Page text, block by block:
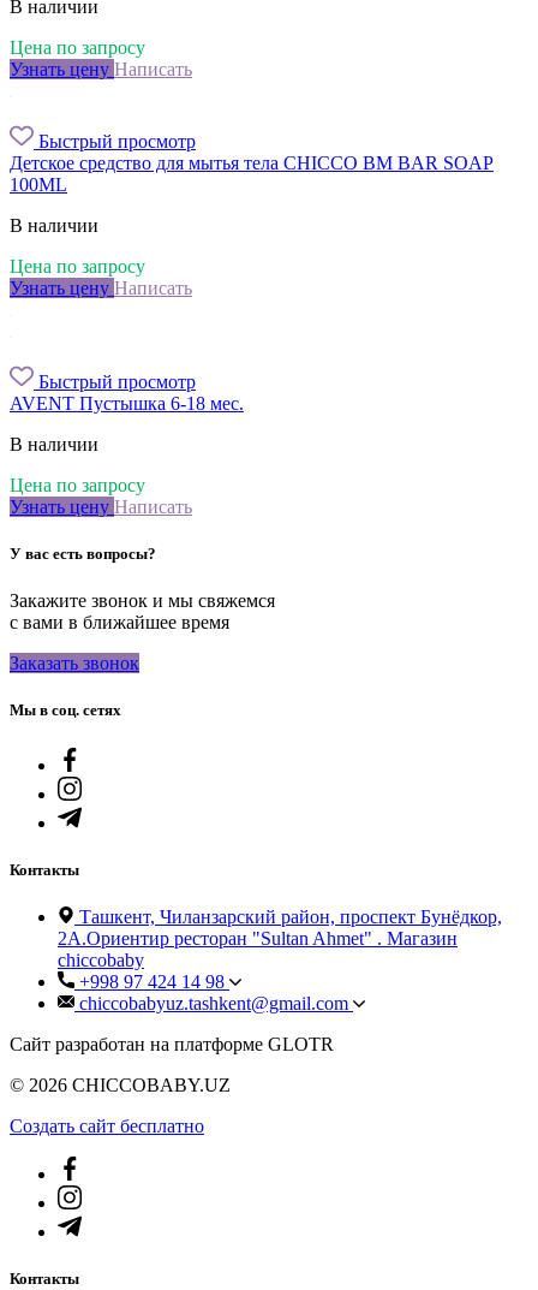
В наличии
Цена по запросу
Узнать цену Написать
Быстрый просмотр
Детское средство для мытья тела CHICCO BM BAR SOAP
100ML
В наличии
Цена по запросу
Узнать цену Написать
Быстрый просмотр
AVENT Пустышка 6-18 мес.
В наличии
Цена по запросу
Узнать цену Написать
У вас есть вопросы?
Закажите звонок и мы свяжемся
с вами в ближайшее время
Заказать звонок
Мы в соц. сетях
Контакты
Ташкент, Чиланзарский район, проспект Бунёдкор,
2А.Ориентир ресторан "Sultan Ahmet" . Магазин
chiccobaby
+998 97 424 14 98
chiccobabyuz.tashkent@gmail.com
Сайт разработан на платформе GLOTR
© 2026 CHICCOBABY.UZ
Создать cайт бесплатно
Контакты